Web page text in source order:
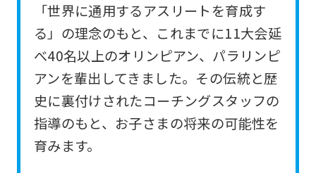
「世界に通用するアスリートを育成す
る」の理念のもと、これまでに11大会延
べ40名以上のオリンピアン、パラリンピ
アンを輩出してきました。その伝統と歴
史に裏付けされたコーチングスタッフの
指導のもと、お子さまの将来の可能性を
育みます。
For
foreigners
Central
Sports